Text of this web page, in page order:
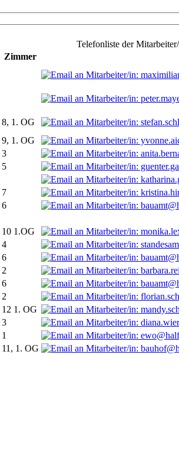
Telefonliste der
Zimmer
8, 1. OG
9, 1. OG
3
5
7
6
10 1.OG
4
6
2
6
2
12 1. OG
3
1
11, 1. OG